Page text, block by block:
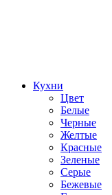
Кухни
Цвет
Белые
Черные
Желтые
Красные
Зеленые
Серые
Бежевые